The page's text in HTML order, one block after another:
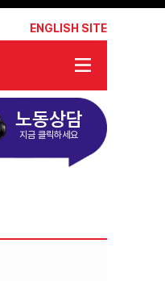
ENGLISH SITE
노동상담
지금 클릭하세요